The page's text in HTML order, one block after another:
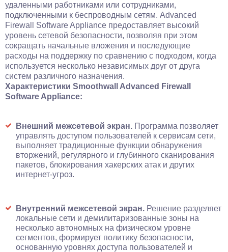
удаленными работниками или сотрудниками,
подключенными к беспроводным сетям. Advanced
Firewall Software Appliance предоставляет высокий
уровень сетевой безопасности, позволяя при этом
сокращать начальные вложения и последующие
расходы на поддержку по сравнению с подходом, когда
используется несколько независимых друг от друга
систем различного назначения.
Характеристики Smoothwall Advanced Firewall
Software Appliance:
Внешний межсетевой экран. Программа позволяет
управлять доступом пользователей к сервисам сети,
выполняет традиционные функции обнаружения
вторжений, регулярного и глубинного сканирования
пакетов, блокирования хакерских атак и других
интернет-угроз.
Внутренний межсетевой экран. Решение разделяет
локальные сети и демилитаризованные зоны на
несколько автономных на физическом уровне
сегментов, формирует политику безопасности,
основанную уровнях доступа пользователей и